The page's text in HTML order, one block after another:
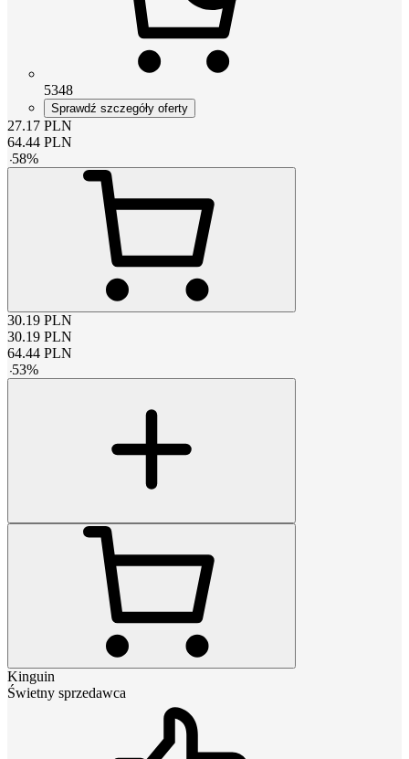
5348
Sprawdź szczegóły oferty
27.17 PLN
64.44 PLN
-58%
30.19 PLN
30.19 PLN
64.44 PLN
-53%
Kinguin
Świetny sprzedawca